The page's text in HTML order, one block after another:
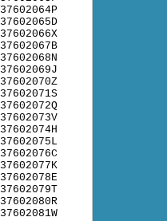
37602064P
37602065D
37602066X
37602067B
37602068N
37602069J
37602070Z
37602071S
37602072Q
37602073V
37602074H
37602075L
37602076C
37602077K
37602078E
37602079T
37602080R
37602081W